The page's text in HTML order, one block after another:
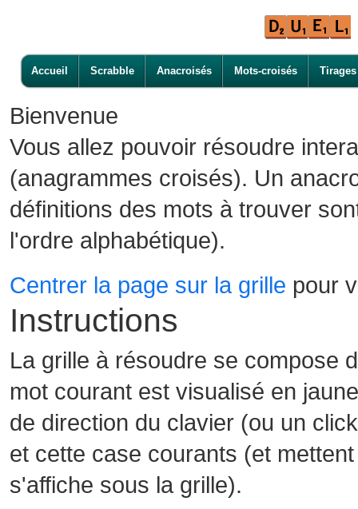
Accueil Scrabble Anacroisés Mots-croisés Tirages
Bienvenue
Vous allez pouvoir résoudre
(anagrammes croisés). Un
définitions des mots à trouver
l'ordre alphabétique).
Centrer la page sur la grille pour
Instructions
La grille à résoudre se compose
mot courant est visualisé en
de direction du clavier (ou un
et cette case courants (et
s'affiche sous la grille).